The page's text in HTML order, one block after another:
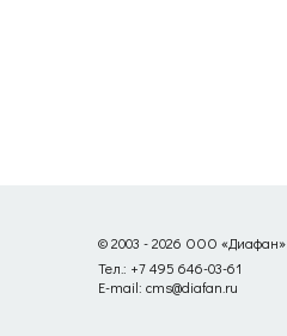
© 2003 - 2026 ООО «Диафан»
Тел.: +7 495 646-03-61
E-mail: cms@diafan.ru